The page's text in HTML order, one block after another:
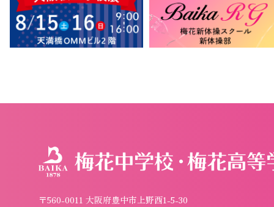
〒560-0011 大阪府豊中市上野西1-5-30